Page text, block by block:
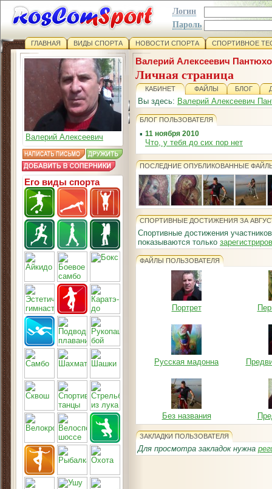
Логин
Пароль
ГЛАВНАЯ ВИДЫ СПОРТА НОВОСТИ СПОРТА СПОРТИВНОЕ
Валерий Алексеевич
Его виды спорта
Валерий Алексеевич
Личная страница
КАБИНЕТ ФАЙЛЫ БЛОГ
Вы здесь: Валерий Алексеевич
БЛОГ ПОЛЬЗОВАТЕЛЯ
▪ 11 ноября 2010
Что, у тебя до сих пор нет
ПОСЛЕДНИЕ ОПУБЛИКОВАННЫЕ
СПОРТИВНЫЕ ДОСТИЖЕНИЯ ЗА
Спортивные достижения
показываются только
ФАЙЛЫ ПОЛЬЗОВАТЕЛЯ
Портрет
Русская мадонна
Без названия
ЗАКЛАДКИ ПОЛЬЗОВАТЕЛЯ
Для просмотра закладок нужна